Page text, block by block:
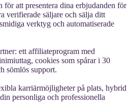
för att presentera dina erbjudanden för
verifierade säljare och sälja ditt
verktyg och automatiserade
ett affiliateprogram med
cookies som spårar i 30
sömlös support.
karriärmöjligheter på plats, hybrid
personliga och professionella